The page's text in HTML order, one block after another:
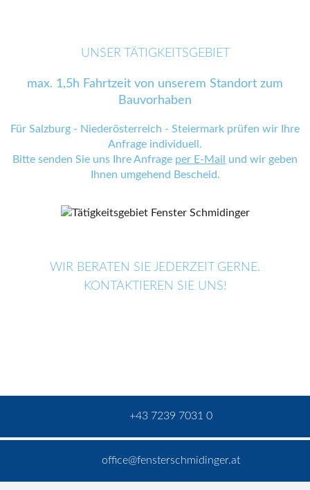
UNSER TÄTIGKEITSGEBIET
max. 1,5h Fahrtzeit von unserem Standort zum
Bauvorhaben
Für Salzburg - Niederösterreich - Steiermark prüfen wir Ihre
Anfrage individuell.
Bitte senden Sie uns Ihre Anfrage per E-Mail
und wir geben
Ihnen umgehend Bescheid.
WIR BERATEN SIE JEDERZEIT GERNE.
KONTAKTIEREN SIE UNS!
+43 7239 7031 0
office@fensterschmidinger.at